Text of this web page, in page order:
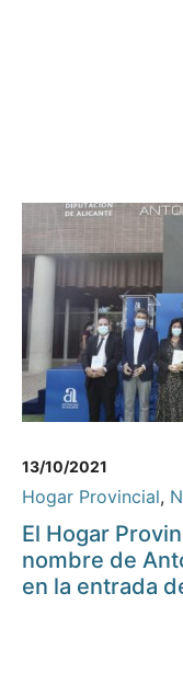
13/10/2021
Hogar Provincial,
El Hogar
nombre de
en la entrada